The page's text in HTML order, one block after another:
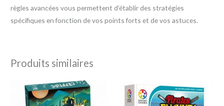
règles avancées vous permettent d’établir des stratégies
spécifiques en fonction de vos points forts et de vos astuces.
Produits similaires